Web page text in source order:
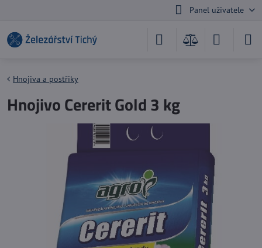
Panel uživatele
Hnojiva a postřiky
Hnojivo Cererit Gold 3 kg